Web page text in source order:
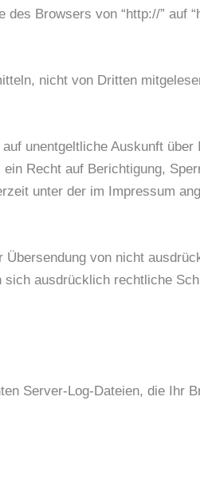
Browsers von “http://” auf
nicht von Dritten
unentgeltliche Auskunft
Recht auf Berichtigung,
unter der im Impressum
von nicht
ausdrücklich rechtliche
Server-Log-Dateien, die Ihr